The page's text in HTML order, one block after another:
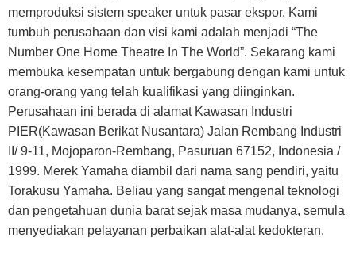
memproduksi sistem speaker untuk pasar ekspor. Kami
tumbuh perusahaan dan visi kami adalah menjadi “The
Number One Home Theatre In The World”. Sekarang kami
membuka kesempatan untuk bergabung dengan kami untuk
orang-orang yang telah kualifikasi yang diinginkan.
Perusahaan ini berada di alamat Kawasan Industri
PIER(Kawasan Berikat Nusantara) Jalan Rembang Industri
II/ 9-11, Mojoparon-Rembang, Pasuruan 67152, Indonesia /
1999. Merek Yamaha diambil dari nama sang pendiri, yaitu
Torakusu Yamaha. Beliau yang sangat mengenal teknologi
dan pengetahuan dunia barat sejak masa mudanya, semula
menyediakan pelayanan perbaikan alat-alat kedokteran.